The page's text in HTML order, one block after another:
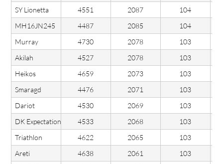
SY Lionetta
4551 2087
104
MH16JN245
4487 2085
104
Murray
4730 2078
103
Akilah
4527 2078
103
Heikos
4659 2073
103
Smaragd
4476 2071
103
Dariot
4530 2069
103
DK Expectation
4533 2068
103
Triathlon
4622 2065
103
Areti
4638 2061
103